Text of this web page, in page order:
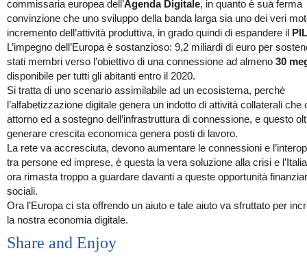
commissaria europea dell’Agenda Digitale, in quanto è sua ferma
convinzione che uno sviluppo della banda larga sia uno dei veri
incremento dell’attività produttiva, in grado quindi di espandere il PIL
L’impegno dell’Europa è sostanzioso: 9,2 miliardi di euro per
stati membri verso l’obiettivo di una connessione ad almeno 30
disponibile per tutti gli abitanti entro il 2020.
Si tratta di uno scenario assimilabile ad un ecosistema, perchè
l’alfabetizzazione digitale genera un indotto di attività collaterali che
attorno ed a sostegno dell’infrastruttura di connessione, e questo
generare crescita economica genera posti di lavoro.
La rete va accresciuta, devono aumentare le connessioni e
tra persone ed imprese, è questa la vera soluzione alla crisi e
ora rimasta troppo a guardare davanti a queste opportunità
sociali.
Ora l’Europa ci sta offrendo un aiuto e tale aiuto va sfruttato per
la nostra economia digitale.
Share and Enjoy